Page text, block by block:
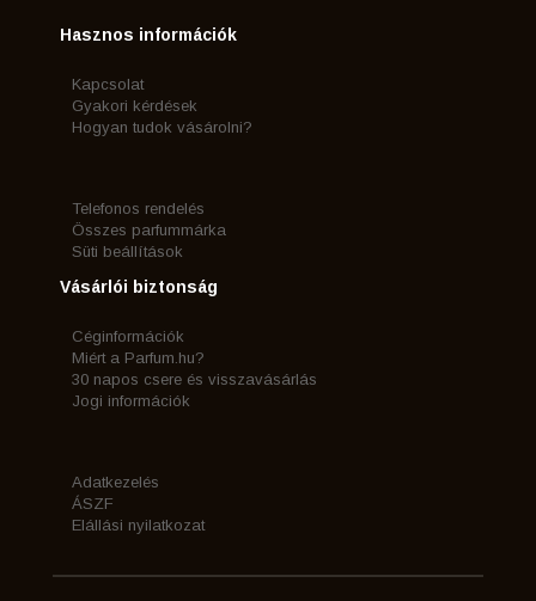
Hasznos információk
Kapcsolat
Gyakori kérdések
Hogyan tudok vásárolni?
Telefonos rendelés
Összes parfummárka
Süti beállítások
Vásárlói biztonság
Céginformációk
Miért a Parfum.hu?
30 napos csere és visszavásárlás
Jogi információk
Adatkezelés
ÁSZF
Elállási nyilatkozat